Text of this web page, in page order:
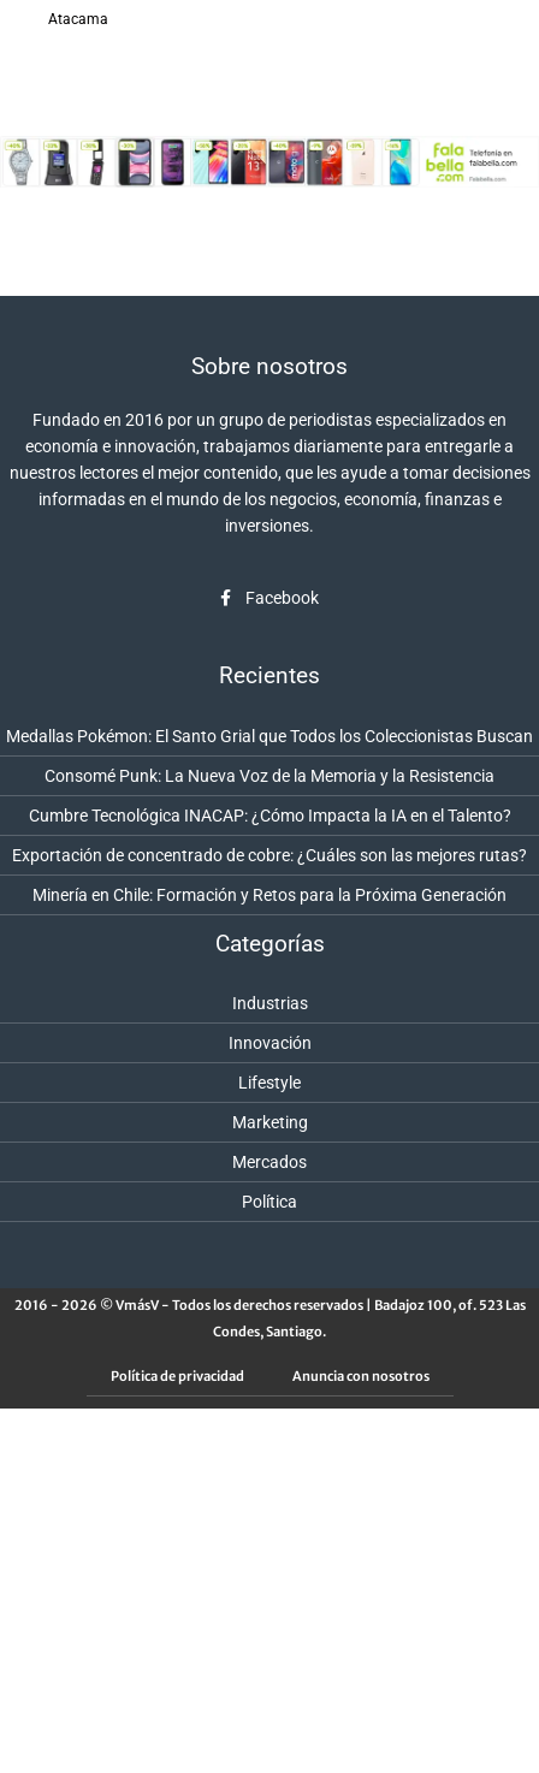
Atacama
Sobre nosotros
Fundado en 2016 por un grupo de periodistas especializados en
economía e innovación, trabajamos diariamente para entregarle a
nuestros lectores el mejor contenido, que les ayude a tomar decisiones
informadas en el mundo de los negocios, economía, finanzas e
inversiones.
Facebook
Recientes
Medallas Pokémon: El Santo Grial que Todos los Coleccionistas Buscan
Consomé Punk: La Nueva Voz de la Memoria y la Resistencia
Cumbre Tecnológica INACAP: ¿Cómo Impacta la IA en el Talento?
Exportación de concentrado de cobre: ¿Cuáles son las mejores rutas?
Minería en Chile: Formación y Retos para la Próxima Generación
Categorías
Industrias
Innovación
Lifestyle
Marketing
Mercados
Política
2016 - 2026 © VmásV - Todos los derechos reservados | Badajoz 100, of. 523 Las
Condes, Santiago.
Política de privacidad Anuncia con nosotros